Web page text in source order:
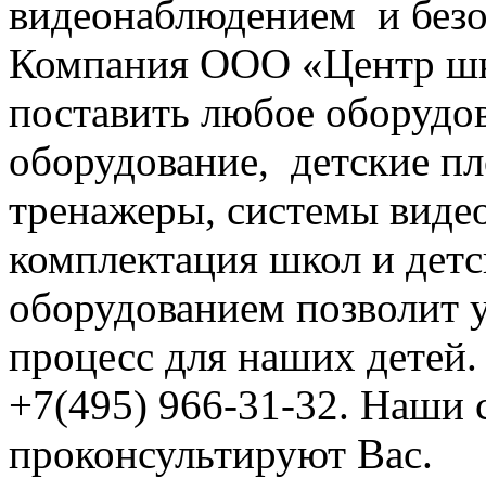
видеонаблюдением и
Компания ООО «Центр
поставить любое
оборудование, детские
тренажеры, системы
комплектация школ и
оборудованием позволит
процесс для наших
+7(495) 966-31-32. Наши
проконсультируют Вас.